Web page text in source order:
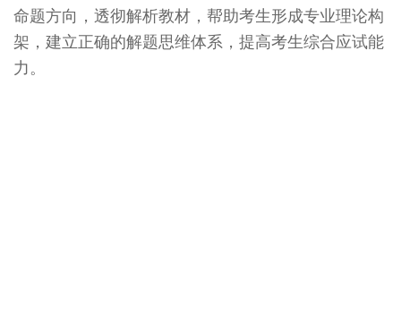
命题方向，透彻解析教材，帮助考生形成专业理论构
架，建立正确的解题思维体系，提高考生综合应试能
力。